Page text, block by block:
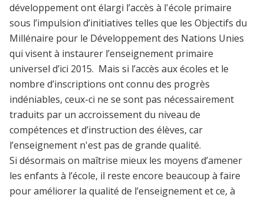
développement ont élargi l’accès à l'école primaire
sous l’impulsion d’initiatives telles que les Objectifs du
Millénaire pour le Développement des Nations Unies
qui visent à instaurer l’enseignement primaire
universel d’ici 2015. Mais si l’accès aux écoles et le
nombre d’inscriptions ont connu des progrès
indéniables, ceux-ci ne se sont pas nécessairement
traduits par un accroissement du niveau de
compétences et d’instruction des élèves, car
l’enseignement n'est pas de grande qualité.
Si désormais on maîtrise mieux les moyens d’amener
les enfants à l’école, il reste encore beaucoup à faire
pour améliorer la qualité de l’enseignement et ce, à